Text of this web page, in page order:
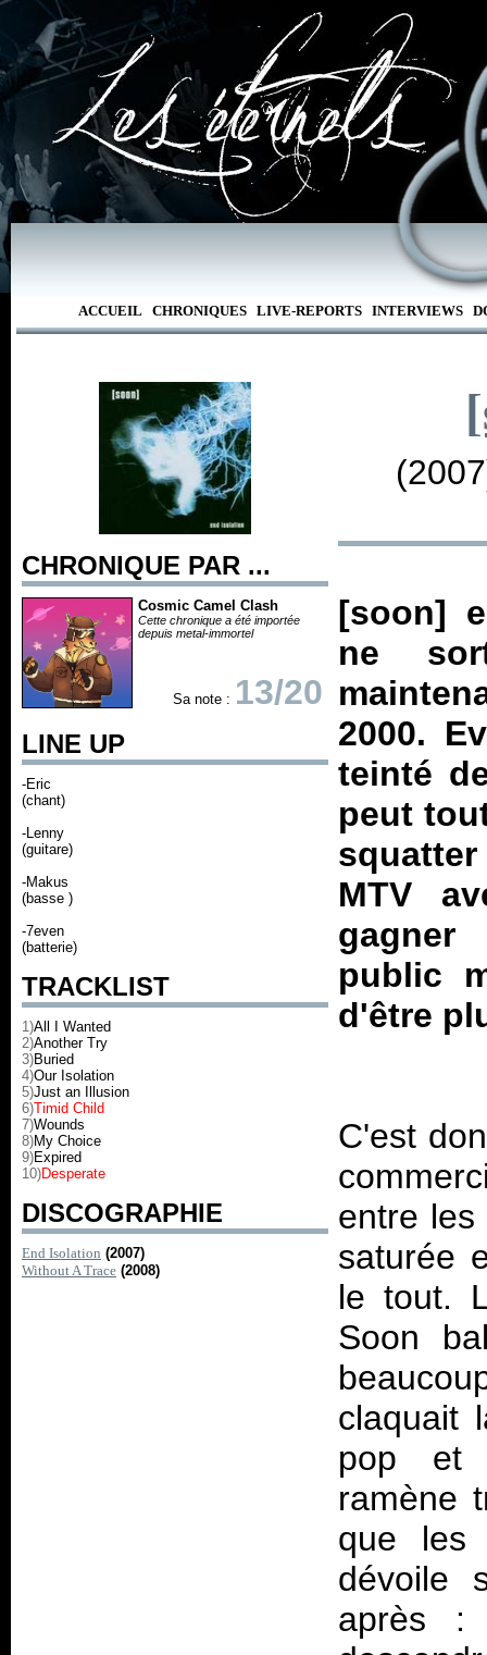
ACCUEIL CHRONIQUES LIVE-REPORTS INTERVIEWS
CHRONIQUE PAR ...
Cosmic Camel Clash
Cette chronique a été importée
depuis metal-immortel
Sa note : 13/20
LINE UP
-Eric
(chant)
-Lenny
(guitare)
-Makus
(basse )
-7even
(batterie)
TRACKLIST
1)All I Wanted
2)Another Try
3)Buried
4)Our Isolation
5)Just an Illusion
6)Timid Child
7)Wounds
8)My Choice
9)Expired
10)Desperate
DISCOGRAPHIE
End Isolation (2007)
Without A Trace (2008)
[soon]
ne
2000.
teinté
peut
MTV
gagner
public
d'être
C'est
entre les
saturée
le tout.
Soon
claquait
pop et
ramène
que les
dévoile
après :